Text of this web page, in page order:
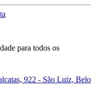
para todos os
922 - São Luiz, Belo